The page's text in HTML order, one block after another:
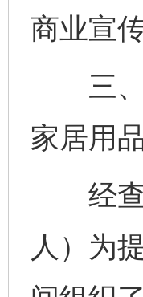
商业宣
三、
家居用
经查
人）为